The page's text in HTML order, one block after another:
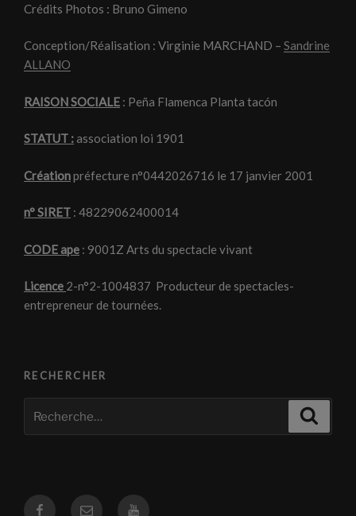
Crédits Photos : Bruno Gimeno
Conception/Réalisation : Virginie MARCHAND – Sandrine
ALLANO
RAISON SOCIALE : Peña Flamenca Planta tacón
STATUT :association loi 1901
Créationpréfecture n°0442026716 le 17 janvier 2001
n° SIRET : 48229062400014
CODE ape : 9001Z Arts du spectacle vivant
Licence 2-n°2-1004837 Producteur de spectacles-
entrepreneur de tournées.
RECHERCHER
FacebookCourriel Youtube